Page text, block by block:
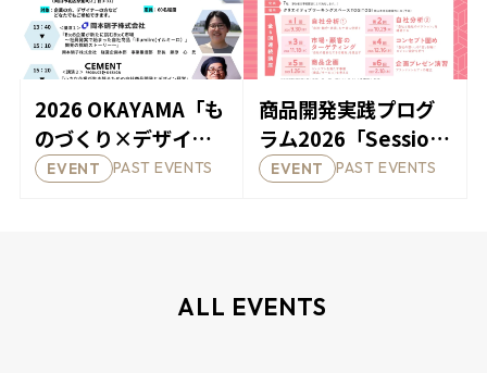
2026 OKAYAMA「も
のづくり×デザイン
セミナー」を開催し
EVENT PAST EVENTS
商品開発実践プログ
ラム2026「Session
岡山」の受講者を募
EVENT PAST EVENTS
ALL EVENTS